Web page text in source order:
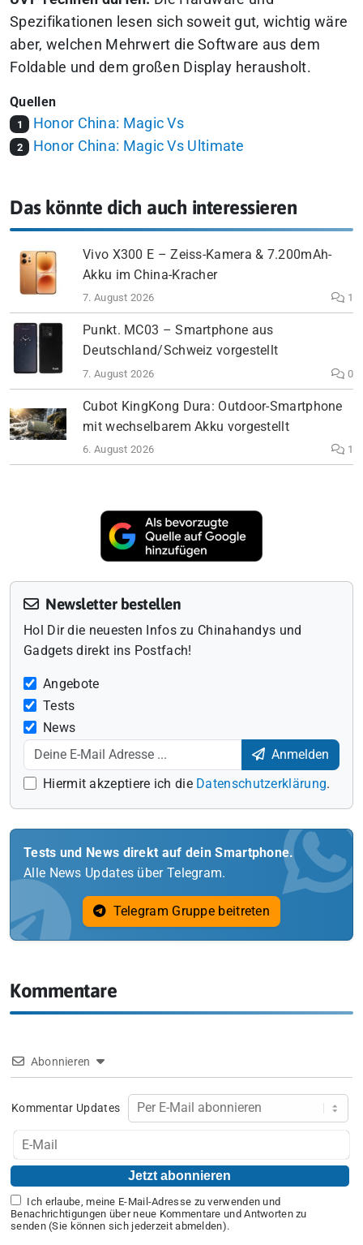
Spezifikationen lesen sich soweit gut, wichtig wäre
aber, welchen Mehrwert die Software aus dem
Foldable und dem großen Display herausholt.
Quellen
1 Honor China: Magic Vs
2 Honor China: Magic Vs Ultimate
Das könnte dich auch interessieren
Vivo X300 E – Zeiss-Kamera & 7.200mAh-
Akku im China-Kracher
7. August 2026 1
Punkt. MC03 – Smartphone aus
Deutschland/Schweiz vorgestellt
7. August 2026 0
Cubot KingKong Dura: Outdoor-Smartphone
mit wechselbarem Akku vorgestellt
6. August 2026 1
Newsletter bestellen
Hol Dir die neuesten Infos zu Chinahandys und
Gadgets direkt ins Postfach!
Angebote
Tests
News
Anmelden
Hiermit akzeptiere ich die Datenschutzerklärung.
Tests und News direkt auf dein Smartphone.
Alle News Updates über Telegram.
Telegram Gruppe beitreten
Kommentare
Abonnieren
Kommentar Updates
Ich erlaube, meine E-Mail-Adresse zu verwenden und
Benachrichtigungen über neue Kommentare und Antworten zu
senden (Sie können sich jederzeit abmelden).